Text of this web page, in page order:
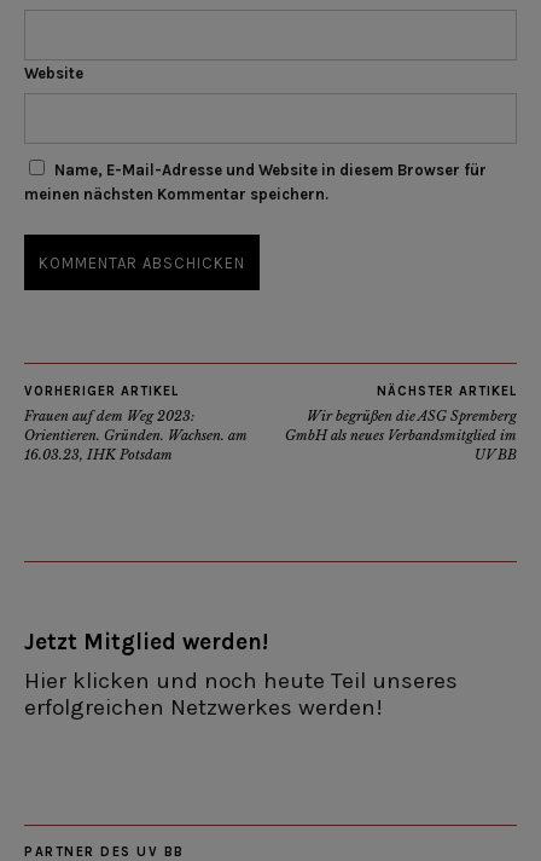
Website
Name, E-Mail-Adresse und Website in diesem Browser für
meinen nächsten Kommentar speichern.
VORHERIGER ARTIKEL
Frauen auf dem Weg 2023:
Orientieren. Gründen. Wachsen. am
16.03.23, IHK Potsdam
NÄCHSTER ARTIKEL
Wir begrüßen die ASG Spremberg
GmbH als neues Verbandsmitglied im
UV BB
Jetzt Mitglied werden!
Hier klicken und noch heute Teil unseres
erfolgreichen Netzwerkes werden!
PARTNER DES UV BB